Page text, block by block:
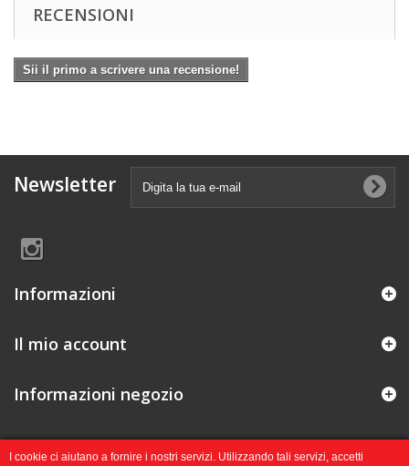
RECENSIONI
Sii il primo a scrivere una recensione!
Newsletter
Informazioni
Il mio account
Informazioni negozio
I cookie ci aiutano a fornire i nostri servizi. Utilizzando tali servizi, accetti